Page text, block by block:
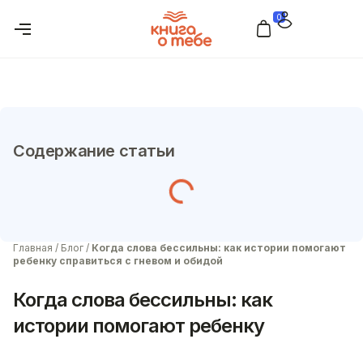
0
Главная / Блог / Когда слова бессильны: как истории помогают
ребенку справиться с гневом и обидой
Когда слова бессильны: как
истории помогают ребенку
Содержание статьи